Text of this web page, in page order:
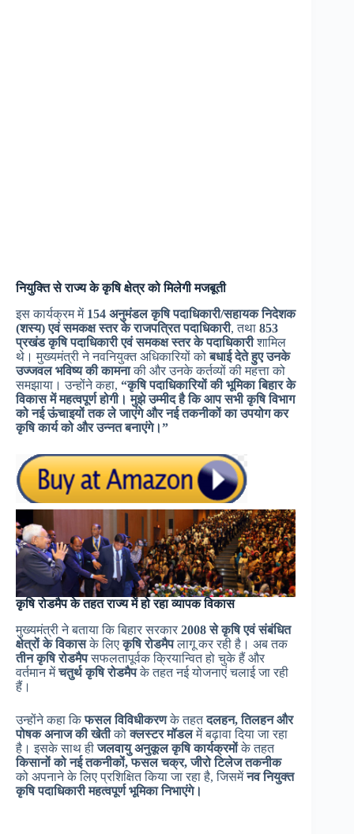
नियुक्ति से राज्य के कृषि क्षेत्र को मिलेगी मजबूती
इस कार्यक्रम में 154 अनुमंडल कृषि पदाधिकारी/सहायक निदेशक
(शस्य) एवं समकक्ष स्तर के राजपत्रित पदाधिकारी, तथा 853
प्रखंड कृषि पदाधिकारी एवं समकक्ष स्तर के पदाधिकारीशामिल
थे। मुख्यमंत्री ने नवनियुक्त अधिकारियों कोबधाई देते हुए उनके
उज्जवल भविष्य की कामनाकी और उनके कर्तव्यों की महत्ता को
समझाया। उन्होंने कहा, “कृषि पदाधिकारियों की भूमिका बिहार के
विकास में महत्वपूर्ण होगी। मुझे उम्मीद है कि आप सभी कृषि विभाग
को नई ऊंचाइयों तक ले जाएंगे और नई तकनीकों का उपयोग कर
कृषि कार्य को और उन्नत बनाएंगे।”
कृषि रोडमैप के तहत राज्य में हो रहा व्यापक विकास
मुख्यमंत्री ने बताया कि बिहार सरकार 2008 से कृषि एवं संबंधित
क्षेत्रों के विकासके लिएकृषि रोडमैपलागू कर रही है। अब तक
तीन कृषि रोडमैपसफलतापूर्वक क्रियान्वित हो चुके हैं और
वर्तमान मेंचतुर्थ कृषि रोडमैपके तहत नई योजनाएं चलाई जा रही
हैं।
उन्होंने कहा किफसल विविधीकरणके तहतदलहन, तिलहन और
पोषक अनाज की खेतीकोक्लस्टर मॉडलमें बढ़ावा दिया जा रहा
है। इसके साथ हीजलवायु अनुकूल कृषि कार्यक्रमोंके तहत
किसानों को नई तकनीकों, फसल चक्र, जीरो टिलेज तकनीक
को अपनाने के लिए प्रशिक्षित किया जा रहा है, जिसमेंनव नियुक्त
कृषि पदाधिकारी महत्वपूर्ण भूमिका निभाएंगे।